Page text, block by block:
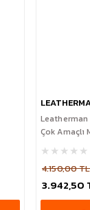
Leatherman
Çok Amaçlı
4.150,00 TL
3.942,50